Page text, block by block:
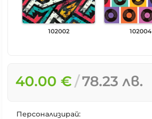
102002 102004
40.00 € 78.23 лв.
Персонализирай: